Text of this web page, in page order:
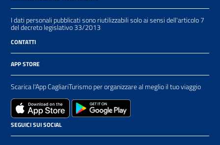
I dati personali pubblicati sono riutilizzabili solo ai sensi dell'articolo 7
del decreto legislativo 33/2013
CONTATTI
APP STORE
Scarica l'App CagliariTurismo per organizzare al meglio il tuo viaggio
SEGUICI SUI SOCIAL